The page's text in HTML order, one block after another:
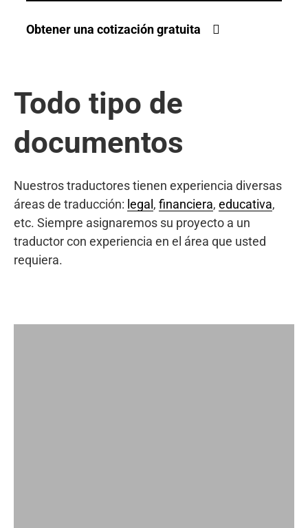
Obtener una cotización gratuita
Todo tipo de
documentos
Nuestros traductores tienen experiencia diversas
áreas de traducción: legal , financiera, educativa,
etc. Siempre asignaremos su proyecto a un
traductor con experiencia en el área que usted
requiera.